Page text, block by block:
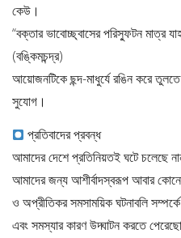
কেউ।
“বক্তার ভাবোচ্ছ্বাসের পরিস্ফুটন মাত্র
(বঙ্কিমচন্দ্র)
আয়োজনটিকে ছন্দ-মাধুর্যে রঙিন করে
সুযোগ।
প্রতিবাদের প্রবন্ধ
আমাদের দেশে প্রতিনিয়তই ঘটে চলেছে
আমাদের জন্য আশীর্বাদস্বরূপ আবার
ও অপ্রীতিকর সমসাময়িক ঘটনাবলি
এবং সমস্যার কারণ উদ্ঘাটন করতে